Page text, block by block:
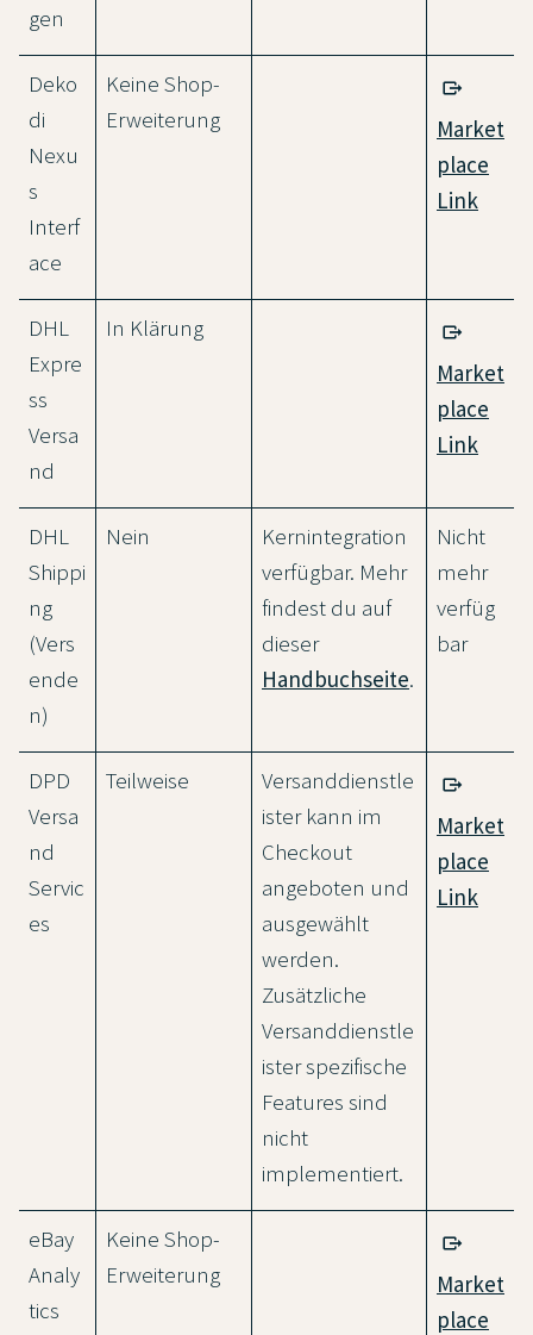
gen
Deko
di
Nexu
s
Interf
ace
Keine Shop-
Erweiterung
Market
place
Link
DHL
Expre
ss
Versa
nd
In Klärung
Market
place
Link
DHL
Shippi
ng
(Vers
ende
n)
Nein
Kernintegration
verfügbar. Mehr
findest du auf
dieser
Handbuchseite.
Nicht
mehr
verfüg
bar
DPD
Versa
nd
Servic
es
Teilweise
Versanddienstle
ister kann im
Checkout
angeboten und
ausgewählt
werden.
Zusätzliche
Versanddienstle
ister spezifische
Features sind
nicht
implementiert.
Market
place
Link
eBay
Analy
tics
Keine Shop-
Erweiterung
Market
place